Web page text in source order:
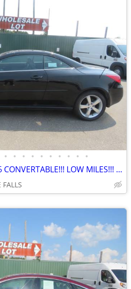
• • • • • • • • • •
RARE 2006 PONTIAC G6 CONVERTABLE!!! LOW MILES!!! RUNS AND DRIVES GREAT
FALLS